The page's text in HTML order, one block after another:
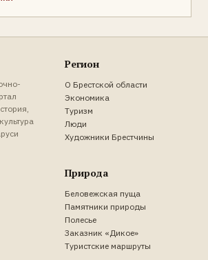
Регион
О Брестской области
Экономика
Туризм
Люди
Художники Брестчины
Природа
Беловежская пуща
Памятники природы
Полесье
Заказник «Дикое»
Туристские маршруты